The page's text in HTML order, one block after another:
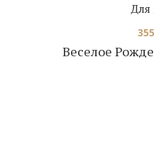
Веселое
Для